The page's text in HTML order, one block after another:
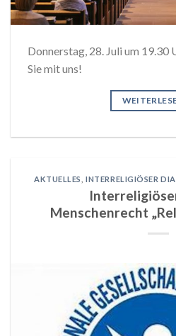
Donnerstag, 28. Juli um 19.30
Sie mit uns!
AKTUELLES ,INTERRELIGIÖSER
Menschenrecht